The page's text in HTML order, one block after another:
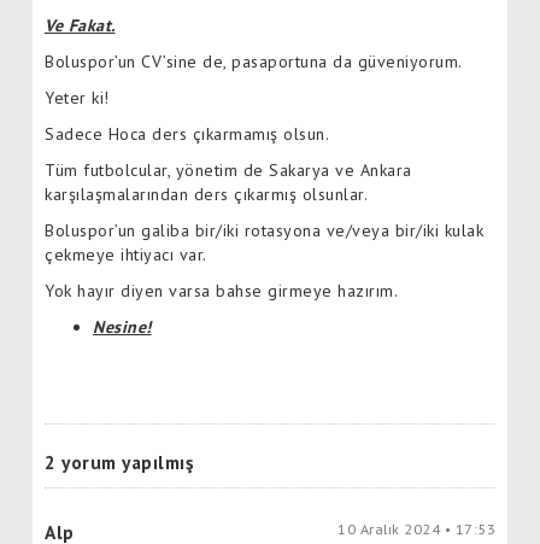
Ve Fakat.
Boluspor’un CV’sine de, pasaportuna da güveniyorum.
Yeter ki!
Sadece Hoca ders çıkarmamış olsun.
Tüm futbolcular, yönetim de Sakarya ve Ankara
karşılaşmalarından ders çıkarmış olsunlar.
Boluspor’un galiba bir/iki rotasyona ve/veya bir/iki kulak
çekmeye ihtiyacı var.
Yok hayır diyen varsa bahse girmeye hazırım.
Nesine!
2 yorum yapılmış
Alp 10 Aralık 2024 • 17:53